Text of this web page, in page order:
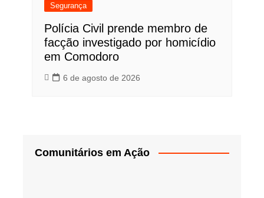
Segurança
Polícia Civil prende membro de
facção investigado por homicídio
em Comodoro
6 de agosto de 2026
Comunitários em Ação